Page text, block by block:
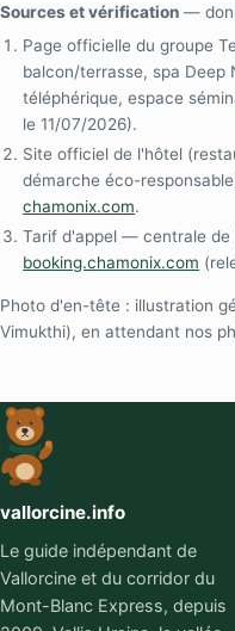
Sources et vérification —
Page officielle du groupe
balcon/terrasse, spa Deep
téléphérique, espace
le 11/07/2026).
Site officiel de l'hôtel
démarche éco-
chamonix.com.
Tarif d'appel — centrale de
booking.chamonix.com
Photo d'en-tête : illustration
Vimukthi), en attendant nos
vallorcine.info
Le guide indépendant de
Vallorcine et du corridor du
Mont-Blanc Express, depuis